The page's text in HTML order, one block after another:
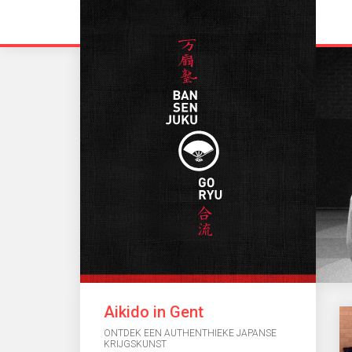
Aikido in Gent
ONTDEK EEN AUTHENTHIEKE JAPANSE
KRIJGSKUNST